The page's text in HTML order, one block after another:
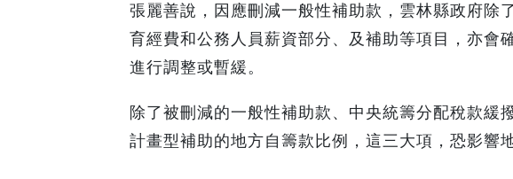
張麗善說，因應刪減一般性補助款，雲林縣政府除
育經費和公務人員薪資部分、及補助等項目，亦會
進行調整或暫緩。
除了被刪減的一般性補助款、中央統籌分配稅款緩
計畫型補助的地方自籌款比例，這三大項，恐影響